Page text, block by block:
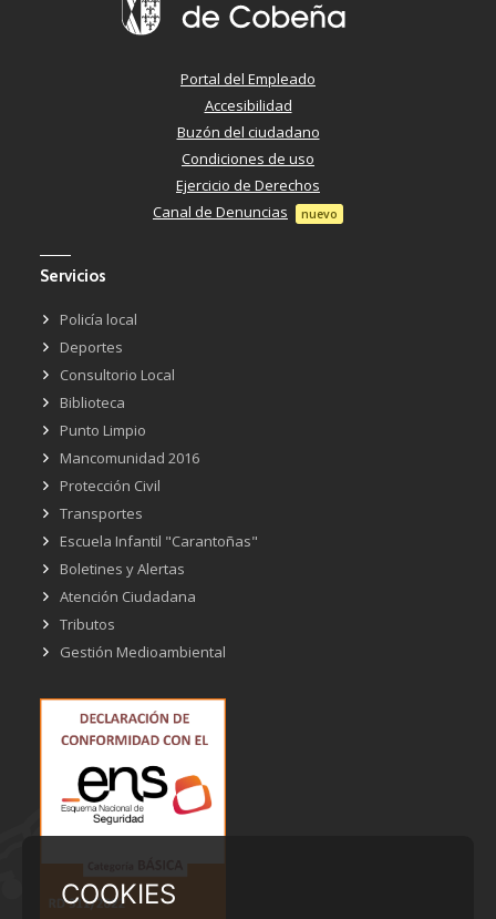
COOKIES
Portal del Empleado
Accesibilidad
Buzón del ciudadano
Condiciones de uso
Ejercicio de Derechos
Canal de Denuncias
nuevo
Servicios
Policía local
Deportes
Consultorio Local
Biblioteca
Punto Limpio
Mancomunidad 2016
Protección Civil
Transportes
Escuela Infantil "Carantoñas"
Boletines y Alertas
Atención Ciudadana
Tributos
Gestión Medioambiental